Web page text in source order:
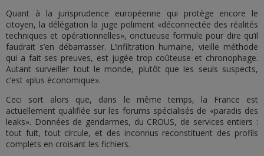
Quant à la jurisprudence européenne qui protège encore le
citoyen, la délégation la juge poliment «déconnectée des réalités
techniques et opérationnelles», onctueuse formule pour dire qu’il
faudrait s’en débarrasser. L’infiltration humaine, vieille méthode
qui a fait ses preuves, est jugée trop coûteuse et chronophage.
Autant surveiller tout le monde, plutôt que les seuls suspects,
c’est «plus économique».
Ceci sort alors que, dans le même temps, la France est
actuellement qualifiée sur les forums spécialisés de «paradis des
leaks». Données de gendarmes, du CROUS, de services entiers :
tout fuit, tout circule, et des inconnus reconstituent des profils
complets en croisant les fichiers.